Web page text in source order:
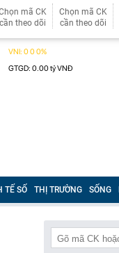
mã CK
cần theo dõi
Chọn mã CK
cần theo dõi
TẾ SỐ THỊ TRƯỜNG SỐNG